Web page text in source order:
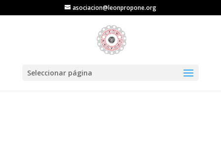
asociacion@leonpropone.org
Seleccionar página